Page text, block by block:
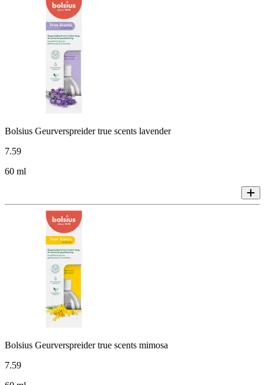
Bolsius Geurverspreider true scents lavender
7.59
60 ml
Bolsius Geurverspreider true scents mimosa
7.59